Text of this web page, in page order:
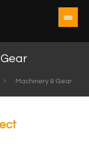
Machinery & Gear